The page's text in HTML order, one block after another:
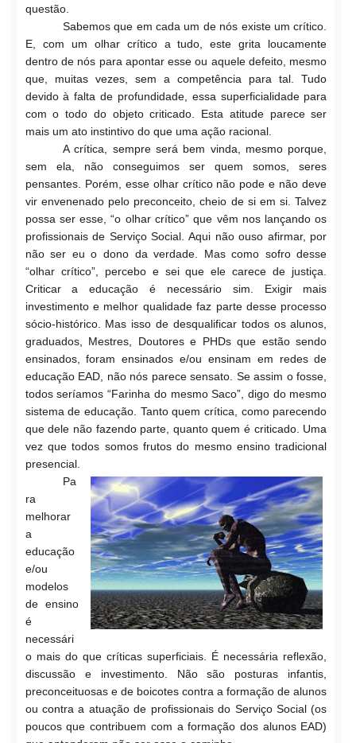
questão.
Sabemos que em cada um de nós existe um crítico.
E, com um olhar crítico a tudo, este grita loucamente
dentro de nós para apontar esse ou aquele defeito, mesmo
que, muitas vezes, sem a competência para tal. Tudo
devido à falta de profundidade, essa superficialidade para
com o todo do objeto criticado. Esta atitude parece ser
mais um ato instintivo do que uma ação racional.
A crítica, sempre será bem vinda, mesmo porque,
sem ela, não conseguimos ser quem somos, seres
pensantes. Porém, esse olhar crítico não pode e não deve
vir envenenado pelo preconceito, cheio de siem si. Talvez
possa ser esse, “o olhar crítico” que vêm nos lançando os
profissionais de Serviço Social. Aqui não ouso afirmar, por
não ser eu o dono da verdade. Mas como sofro desse
“olhar crítico”, percebo e sei que ele carece de justiça.
Criticar a educação é necessário sim. Exigir mais
investimento e melhor qualidade faz parte desse processo
sócio-histórico. Mas isso de desqualificar todos os alunos,
graduados, Mestres, Doutores e PHDs que estão sendo
ensinados, foram ensinados e/ou ensinam em redes de
educação EAD, não nós parece sensato. Se assim o fosse,
todos seríamos “Farinha do mesmo Saco”, digo do mesmo
sistema de educação. Tanto quem crítica, como parecendo
que dele não fazendo parte, quanto quem é criticado. Uma
vez que todos somos frutos do mesmo ensino tradicional
presencial.
Pa
ra
melhorar
a
educação
e/ou
modelos
de ensino
é
necessári
o mais do que críticas superficiais. É necessária reflexão,
discussão e investimento. Não são posturas infantis,
preconceituosas e de boicotes contra a formação de alunos
ou contra a atuação de profissionais do Serviço Social (os
poucos que contribuem com a formação dos alunos EAD)